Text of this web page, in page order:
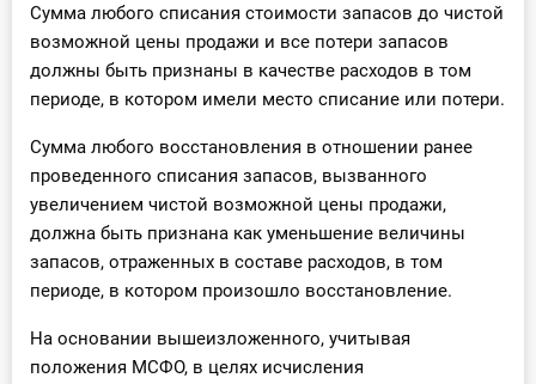
Сумма любого списания стоимости запасов до чистой
возможной цены продажи и все потери запасов
должны быть признаны в качестве расходов в том
периоде, в котором имели место списание или потери.
Сумма любого восстановления в отношении ранее
проведенного списания запасов, вызванного
увеличением чистой возможной цены продажи,
должна быть признана как уменьшение величины
запасов, отраженных в составе расходов, в том
периоде, в котором произошло восстановление.
На основании вышеизложенного, учитывая
положения МСФО, в целях исчисления